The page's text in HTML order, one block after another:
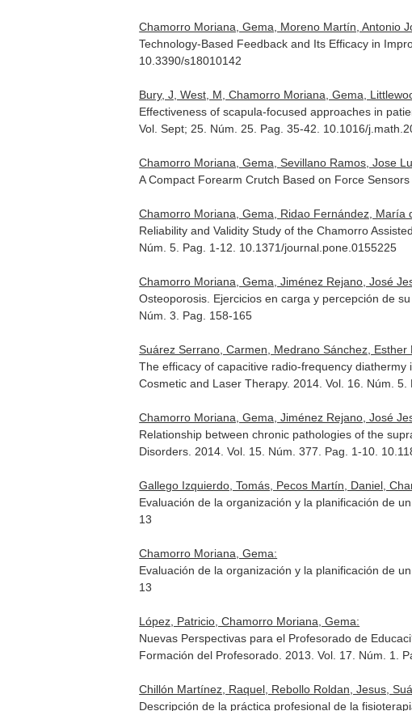
Chamorro Moriana, Gema, Moreno Martín, Antonio
Technology-Based Feedback and Its Efficacy in
10.3390/s18010142
Bury, J, West, M, Chamorro Moriana, Gema,
Effectiveness of scapula-focused approaches in
Vol. Sept; 25. Núm. 25. Pag. 35-42. 10.1016/
Chamorro Moriana, Gema, Sevillano Ramos, Jose
A Compact Forearm Crutch Based on Force
Chamorro Moriana, Gema, Ridao Fernández,
Reliability and Validity Study of the Chamorro
Núm. 5. Pag. 1-12. 10.1371/journal.pone.0155225
Chamorro Moriana, Gema, Jiménez Rejano, José
Osteoporosis. Ejercicios en carga y percepción de
Núm. 3. Pag. 158-165
Suárez Serrano, Carmen, Medrano Sánchez,
The efficacy of capacitive radio-frequency
Cosmetic and Laser Therapy. 2014. Vol. 16. Núm.
Chamorro Moriana, Gema, Jiménez Rejano, José
Relationship between chronic pathologies of the
Disorders . 2014. Vol. 15. Núm. 377. Pag. 1-10.
Gallego Izquierdo, Tomás, Pecos Martín, Daniel,
Evaluación de la organización y la planificación de
13
Chamorro Moriana, Gema:
Evaluación de la organización y la planificación de
13
López, Patricio, Chamorro Moriana, Gema:
Nuevas Perspectivas para el Profesorado de
Formación del Profesorado . 2013. Vol. 17. Núm. 1.
Chillón Martínez, Raquel, Rebollo Roldan, Jesus,
Descripción de la práctica profesional de la